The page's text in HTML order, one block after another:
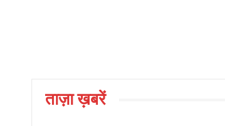
ताज़ा ख़बरें